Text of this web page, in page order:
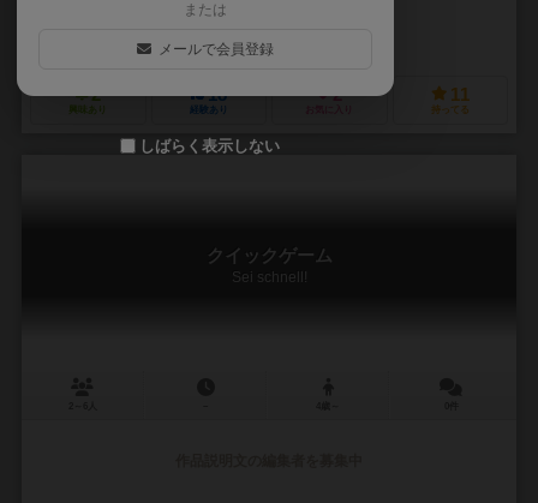
ホフマン マーティン
アドルング シュピーレ（Adlung Spiele）
2
興味あり
18
経験あり
2 11
持ってる
クイックゲーム
Sei schnell!
または
メールで会員登録
しばらく表示しない